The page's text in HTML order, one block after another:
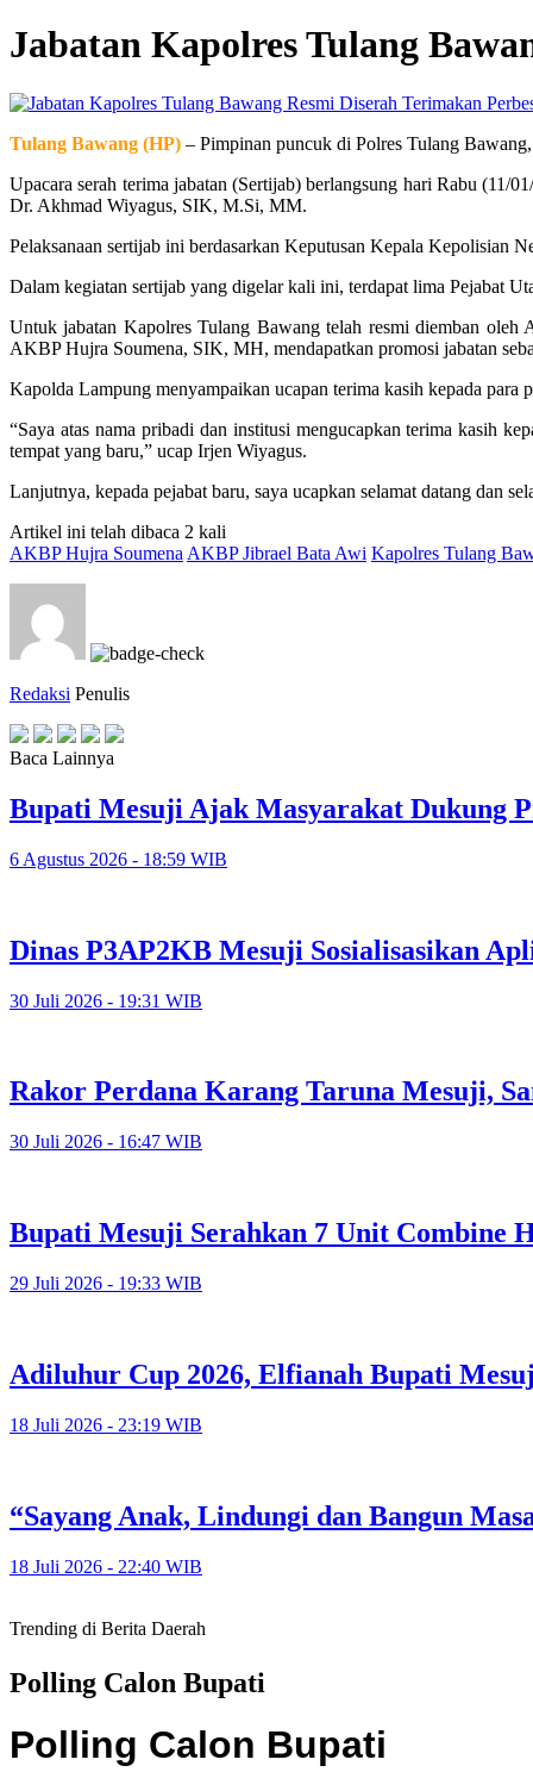
Jabatan Kapolres Tulang
Tulang Bawang (HP) – Pimpinan puncuk di Polres Tulang
Upacara serah terima jabatan (Sertijab) berlangsung hari Rabu
Dr. Akhmad Wiyagus, SIK, M.Si, MM.
Pelaksanaan sertijab ini berdasarkan Keputusan Kepala
Dalam kegiatan sertijab yang digelar kali ini, terdapat lima Pejabat
Untuk jabatan Kapolres Tulang Bawang telah resmi diemban
AKBP Hujra Soumena, SIK, MH, mendapatkan promosi jabatan
Kapolda Lampung menyampaikan ucapan terima kasih kepada para
“Saya atas nama pribadi dan institusi mengucapkan terima kasih
tempat yang baru,” ucap Irjen Wiyagus.
Lanjutnya, kepada pejabat baru, saya ucapkan selamat datang dan
Artikel ini telah dibaca 2 kali
AKBP Hujra Soumena AKBP Jibrael Bata Awi Kapolres Tulang
Redaksi Penulis
Baca Lainnya
Bupati Mesuji Ajak Masyarakat Dukung
6 Agustus 2026 - 18:59 WIB
Dinas P3AP2KB Mesuji Sosialisasikan
30 Juli 2026 - 19:31 WIB
Rakor Perdana Karang Taruna Mesuji,
30 Juli 2026 - 16:47 WIB
Bupati Mesuji Serahkan 7 Unit Combine
29 Juli 2026 - 19:33 WIB
Adiluhur Cup 2026, Elfianah Bupati
18 Juli 2026 - 23:19 WIB
“Sayang Anak, Lindungi dan Bangun
18 Juli 2026 - 22:40 WIB
Trending di Berita Daerah
Polling Calon Bupati